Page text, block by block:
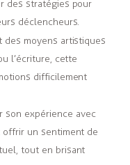
des stratégies pour
déclencheurs.
des moyens artistiques
l’écriture, cette
difficilement
son expérience avec
offrir un sentiment de
tout en brisant